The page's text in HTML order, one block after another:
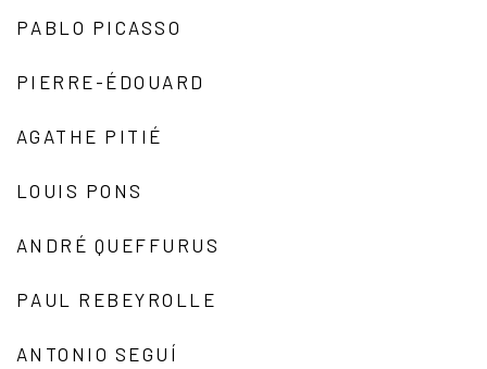
PABLO PICASSO
PIERRE-ÉDOUARD
AGATHE PITIÉ
LOUIS PONS
ANDRÉ QUEFFURUS
PAUL REBEYROLLE
ANTONIO SEGUÍ